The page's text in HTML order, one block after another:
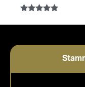
5.00